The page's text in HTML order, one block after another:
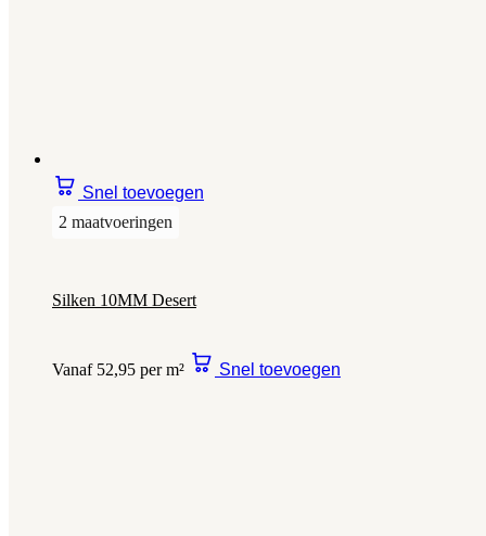
Snel toevoegen
2 maatvoeringen
Silken 10MM Desert
Vanaf 52,95 per m² Snel toevoegen